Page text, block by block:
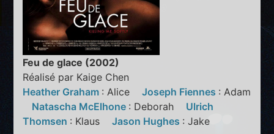
Feu de glace (2002)
Réalisé par Kaige Chen
Heather Graham : AliceJoseph Fiennes : Adam
Natascha McElhone : Deborah Ulrich
Thomsen : KlausJason Hughes : Jake